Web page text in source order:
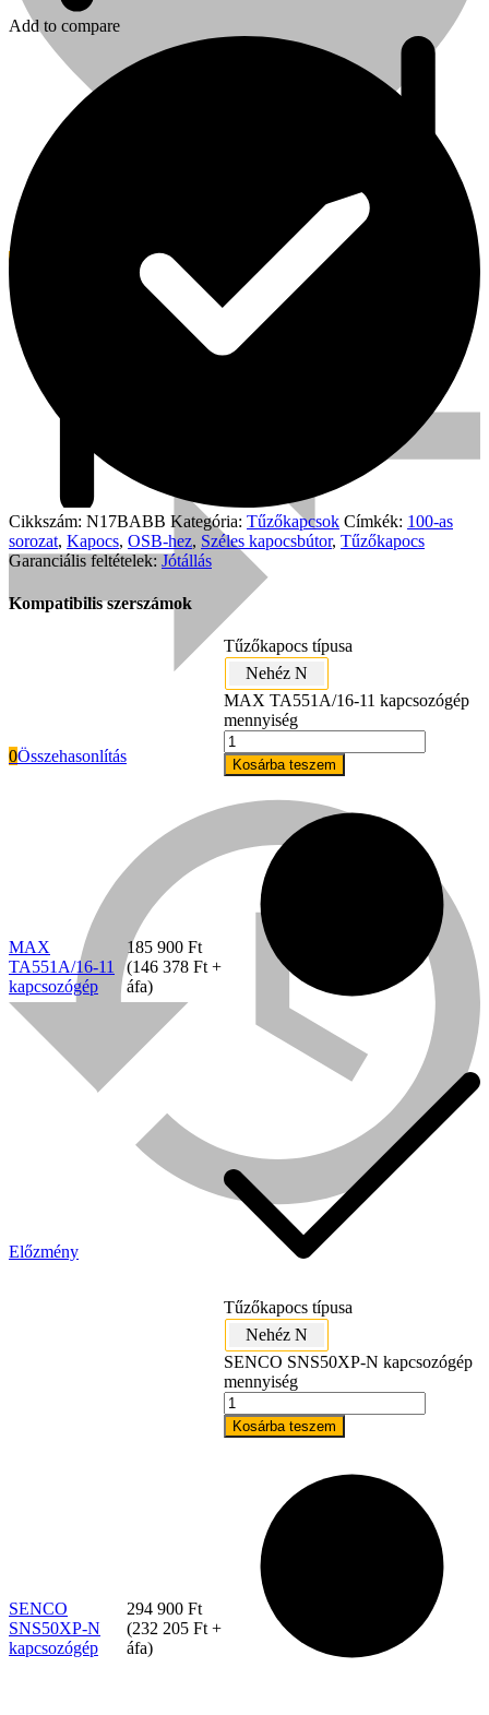
0
0Összehasonlítás
Előzmény
Add to compare
Cikkszám: N17BABB Kategória: Tűzőkapcsok Címkék: 100-as
sorozat, Kapocs, OSB-hez, Széles kapocsbútor, Tűzőkapocs
Garanciális feltételek: Jótállás
Kompatibilis szerszámok
MAX
TA551A/16-11
kapcsozógép
185 900 Ft
(146 378 Ft +
áfa)
Tűzőkapocs típusa
Nehéz N
MAX TA551A/16-11 kapcsozógép
mennyiség
Kosárba teszem
SENCO
SNS50XP-N
kapcsozógép
294 900 Ft
(232 205 Ft +
áfa)
Tűzőkapocs típusa
Nehéz N
SENCO SNS50XP-N kapcsozógép
mennyiség
Kosárba teszem